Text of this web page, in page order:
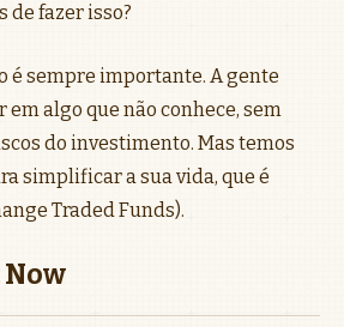
de fazer isso?
é sempre importante. A gente
algo que não conhece, sem
do investimento. Mas temos
simplificar a sua vida, que é
Traded Funds).
Now